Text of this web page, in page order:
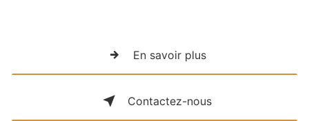
En savoir plus
Contactez-nous